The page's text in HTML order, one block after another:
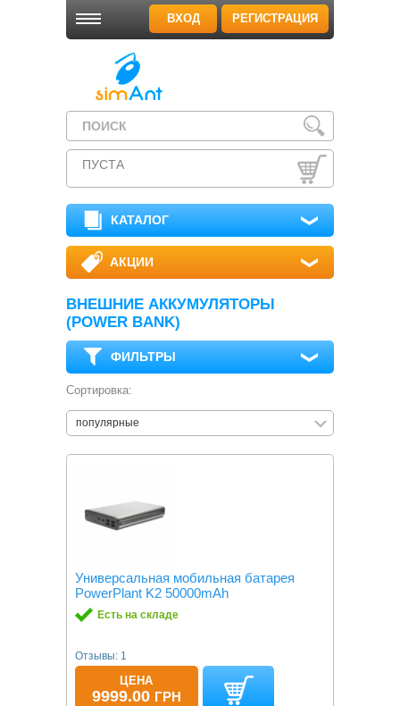
ВХОД РЕГИСТРАЦИЯ
ПУСТА
КАТАЛОГ
АКЦИИ
ВНЕШНИЕ АККУМУЛЯТОРЫ
(POWER BANK)
ФИЛЬТРЫ
Сортировка:
популярные
Универсальная мобильная батарея
PowerPlant K2 50000mAh
Есть на складе
Отзывы: 1
ЦЕНА
9999.00 ГРН